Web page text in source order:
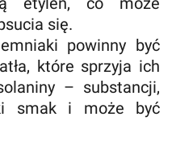
się.
powinny być
które sprzyja ich
– substancji,
smak i może być